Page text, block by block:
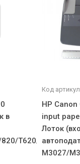
в
T620/T770
Код
HP Canon
input
Лоток
M3027/